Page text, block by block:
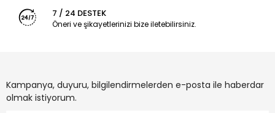
7 / 24 DESTEK
Öneri ve şikayetlerinizi bize iletebilirsiniz.
Kampanya, duyuru, bilgilendirmelerden e-posta ile haberdar
olmak istiyorum.